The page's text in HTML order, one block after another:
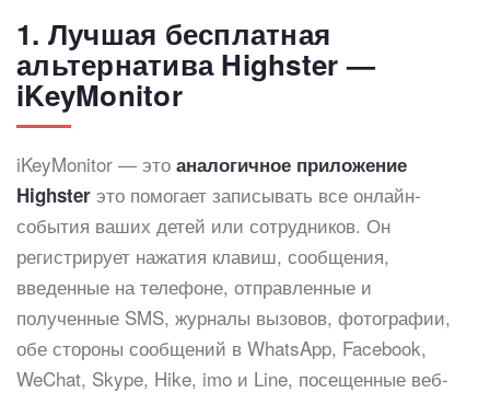
1. Лучшая бесплатная
альтернатива Highster —
iKeyMonitor
iKeyMonitor — это аналогичное приложение
Highster это помогает записывать все онлайн-
события ваших детей или сотрудников. Он
регистрирует нажатия клавиш, сообщения,
введенные на телефоне, отправленные и
полученные SMS, журналы вызовов, фотографии,
обе стороны сообщений в WhatsApp, Facebook,
WeChat, Skype, Hike, imo и Line, посещенные веб-